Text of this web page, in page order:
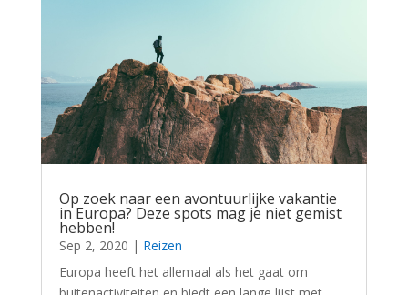
Op zoek naar een avontuurlijke vakantie
in Europa? Deze spots mag je niet gemist
hebben!
Sep 2, 2020 | Reizen
Europa heeft het allemaal als het gaat om